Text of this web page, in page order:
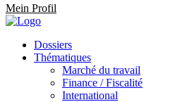
Mein Profil
Dossiers
Thématiques
Marché du travail
Finance / Fiscalité
International